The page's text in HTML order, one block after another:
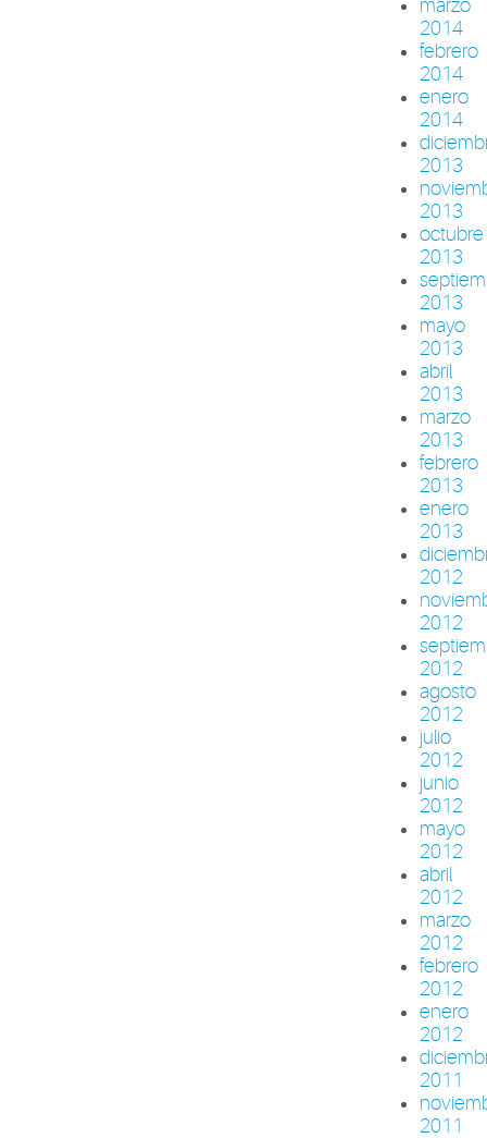
marzo
2014
febrero
2014
enero
2014
2013
2013
octubre
2013
2013
mayo
2013
abril
2013
marzo
2013
febrero
2013
enero
2013
2012
2012
2012
agosto
2012
julio
2012
junio
2012
mayo
2012
abril
2012
marzo
2012
febrero
2012
enero
2012
2011
2011